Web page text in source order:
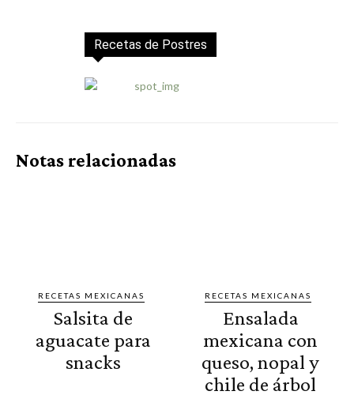
Recetas de Postres
Notas relacionadas
RECETAS MEXICANAS
Salsita de
aguacate para
snacks
RECETAS MEXICANAS
Ensalada
mexicana con
queso, nopal y
chile de árbol